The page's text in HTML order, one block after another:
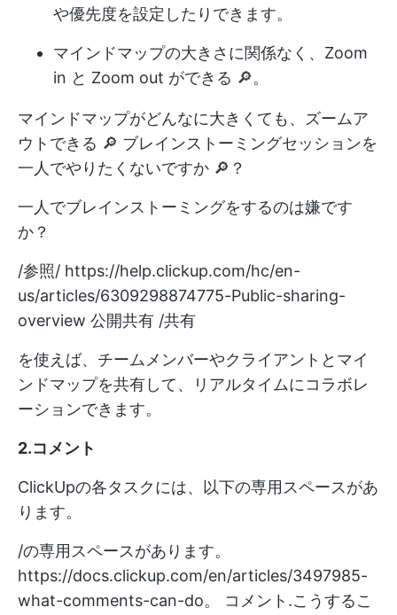
や優先度を設定したりできます。
マインドマップの大きさに関係なく、Zoom
in と Zoom out ができる 🔎。
マインドマップがどんなに大きくても、ズームア
ウトできる 🔎 ブレインストーミングセッションを
一人でやりたくないですか 🔎？
一人でブレインストーミングをするのは嫌です
か？
/参照/ https://help.clickup.com/hc/en-
us/articles/6309298874775-Public-sharing-
overview 公開共有 /共有
を使えば、チームメンバーやクライアントとマイ
ンドマップを共有して、リアルタイムにコラボレ
ーションできます。
2.コメント
ClickUpの各タスクには、以下の専用スペースがあ
ります。
/の専用スペースがあります。
https://docs.clickup.com/en/articles/3497985-
what-comments-can-do。
コメント .こうするこ